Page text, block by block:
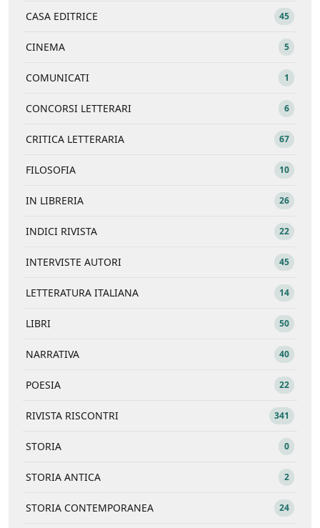
CASA EDITRICE 45
CINEMA 5
COMUNICATI 1
CONCORSI LETTERARI 6
CRITICA LETTERARIA 67
FILOSOFIA 10
IN LIBRERIA 26
INDICI RIVISTA 22
INTERVISTE AUTORI 45
LETTERATURA ITALIANA 14
LIBRI 50
NARRATIVA 40
POESIA 22
RIVISTA RISCONTRI 341
STORIA 0
STORIA ANTICA 2
STORIA CONTEMPORANEA 24